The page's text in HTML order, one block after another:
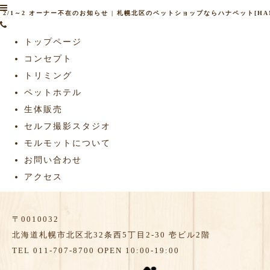
2/1～2 オーナー不在のお知らせ | 札幌北区のペットショップならハナペット
トップページ
コンセプト
トリミング
ペットホテル
生体販売
セルフ撮影スタジオ
モルモットについて
お問い合わせ
アクセス
〒0010032
北海道札幌市北区北32条西5丁目2-30 壱ビル2階
TEL 011-707-8700 OPEN 10:00-19:00